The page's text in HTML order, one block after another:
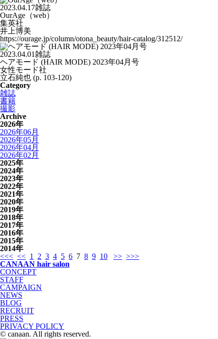
2023.04.17雑誌
OurAge（web）
集英社
井上博美
https://ourage.jp/column/otona_beauty/hair-catalog/312512/
2023.04.01雑誌
ヘアモード (HAIR MODE) 2023年04月号
女性モード社
立石純也 (p. 103-120)
Category
雑誌
書籍
撮影
Archive
2026年
2026年06月
2026年05月
2026年04月
2026年02月
2025年
2024年
2023年
2022年
2021年
2020年
2019年
2018年
2017年
2016年
2015年
2014年
<<< << 1 2 3 4 5 6 7 8 9 10 >> >>>
CANAAN hair salon
CONCEPT
STAFF
CAMPAIGN
NEWS
BLOG
RECRUIT
PRESS
PRIVACY POLICY
© canaan. All rights reserved.